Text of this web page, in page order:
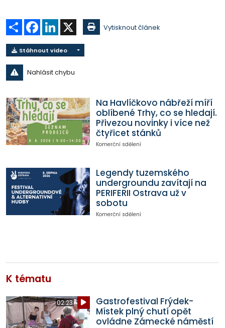
Sdílet Facebook
LinkedIn Vytisknout článek
Stáhnout video
Nahlásit chybu
Na Havlíčkovo nábřeží míří
oblíbené Trhy, co se hledají.
Přivezou novinky i více než
čtyřicet stánků
Komerční sdělení
Legendy tuzemského
undergroundu zavítají na
PERIFERII Ostrava už v
sobotu
Komerční sdělení
K tématu
02:23
Gastrofestival Frýdek-
Místek plný chutí opět
ovládne Zámecké náměstí